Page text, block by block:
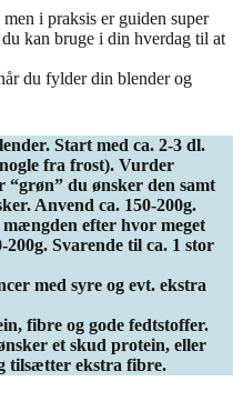
i praksis er guiden super
kan bruge i din hverdag til at
du fylder din blender og
Start med ca. 2-3 dl.
fra frost). Vurder
du ønsker den samt
Anvend ca. 150-200g.
efter hvor meget
Svarende til ca. 1 stor
med syre og evt. ekstra
fibre og gode fedtstoffer.
et skud protein, eller
tilsætter ekstra fibre.